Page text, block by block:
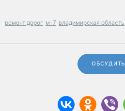
ремонт дорог м-7 владимирская область
ОБСУДИТЬ